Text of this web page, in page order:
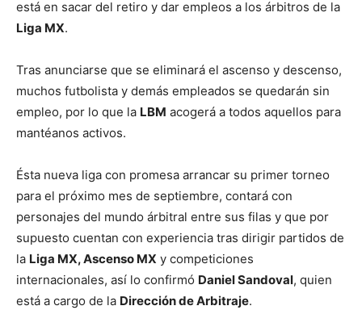
está en sacar del retiro y dar empleos a los árbitros de la
Liga MX.
Tras anunciarse que se eliminará el ascenso y descenso,
muchos futbolista y demás empleados se quedarán sin
empleo, por lo que la LBM acogerá a todos aquellos para
mantéanos activos.
Ésta nueva liga con promesa arrancar su primer torneo
para el próximo mes de septiembre, contará con
personajes del mundo árbitral entre sus filas y que por
supuesto cuentan con experiencia tras dirigir partidos de
la Liga MX, Ascenso MX y competiciones
internacionales, así lo confirmó Daniel Sandoval, quien
está a cargo de la Dirección de Arbitraje.